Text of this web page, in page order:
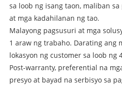
sa loob ng isang taon, maliban
at mga kadahilanan ng tao.
Malayong pagsusuri at mga
1 araw ng trabaho. Darating ang
lokasyon ng customer sa loob ng
Post-warranty, preferential na
presyo at bayad na serbisyo sa